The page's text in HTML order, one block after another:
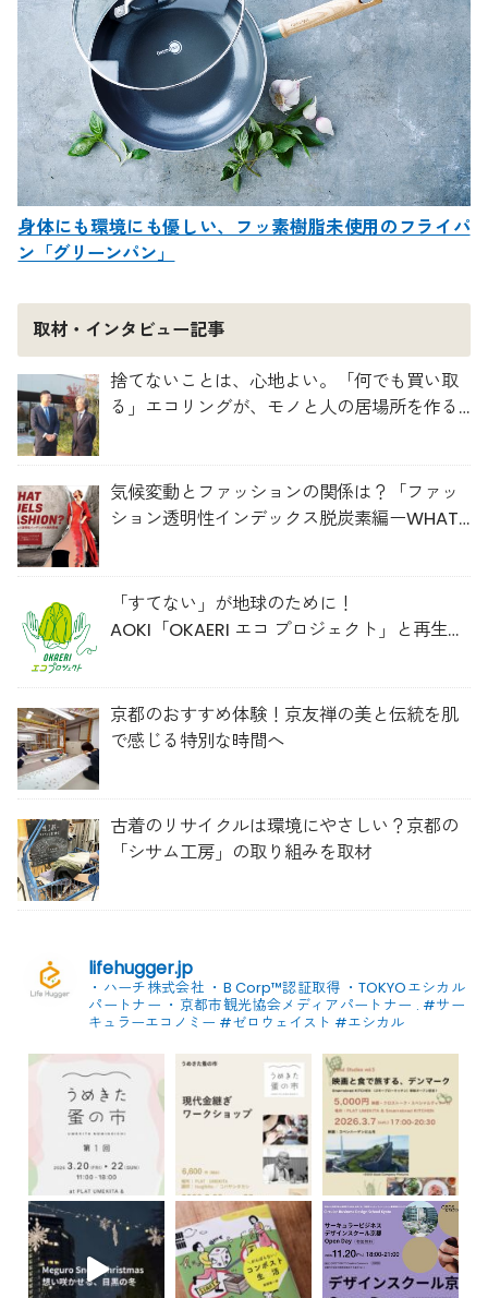
身体にも環境にも優しい、フッ素樹脂未使用のフライパ
ン「グリーンパン」
取材・インタビュー記事
捨てないことは、心地よい。「何でも買い取
る」エコリングが、モノと人の居場所を作る
気候変動とファッションの関係は？「ファッ
ション透明性インデックス脱炭素編ーWHAT
「すてない」が地球のために！
AOKI「OKAERI エコ プロジェクト」と再生ウ
京都のおすすめ体験！京友禅の美と伝統を肌
で感じる特別な時間へ
古着のリサイクルは環境にやさしい？京都の
「シサム工房」の取り組みを取材
lifehugger.jp
・ハーチ株式会社 ・B Corp™認証取得 ・TOKYOエシカル
パートナー ・京都市観光協会メディアパートナー . #サー
キュラーエコノミー #ゼロウェイスト #エシカル